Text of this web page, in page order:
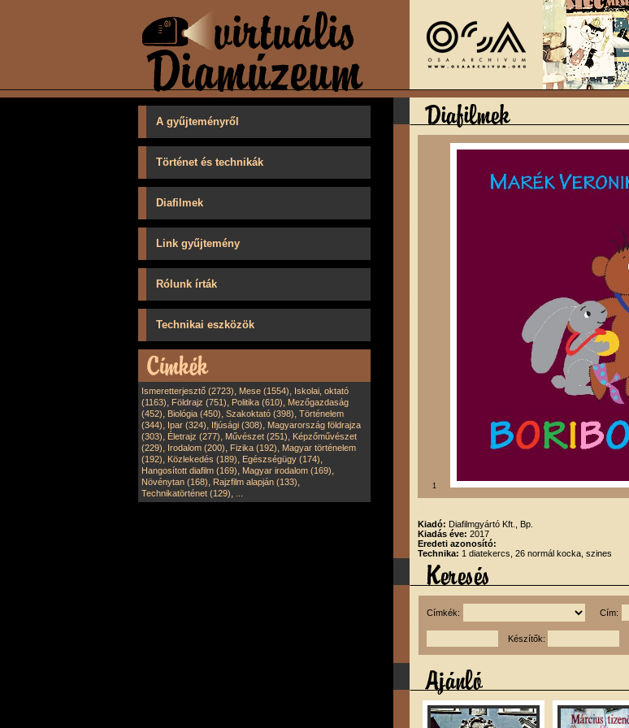
A gyűjteményről
Történet és technikák
Diafilmek
Link gyűjtemény
Rólunk írták
Technikai eszközök
Ismeretterjesztő (2723), Mese (1554), Iskolai, oktató
(1163), Földrajz (751), Politika (610), Mezőgazdaság
(452), Biológia (450), Szakoktató (398), Történelem
(344), Ipar (324), Ifjúsági (308), Magyarország földrajza
(303), Életrajz (277), Művészet (251), Képzőművészet
(229), Irodalom (200), Fizika (192), Magyar történelem
(192), Közlekedés (189), Egészségügy (174),
Hangosított diafilm (169), Magyar irodalom (169),
Növénytan (168), Rajzfilm alapján (133),
Technikatörténet (129),
1
Kiadó: Diafilmgyártó Kft., Bp.
Kiadás éve: 2017
Eredeti azonosító:
Technika: 1 diatekercs, 26 normál kocka, szines
Címkék: Cím:
Készítők: